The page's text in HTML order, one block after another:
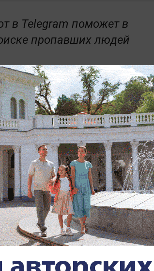
в Telegram поможет в
пропавших людей
автомобили распознавать
видны, где нельзя распознать
—сообщил глава компании и
автомобиль,
особенности.
известно, чтоспециалисты
технологию распознавания
что испытание новой разработки
Тюменской, Рязанской и